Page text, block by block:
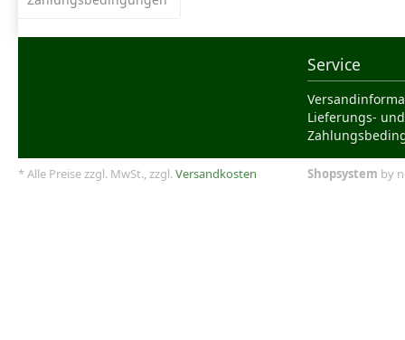
Service
Lieferungs- und
* Alle Preise zzgl. MwSt., zzgl.Versandkosten Shopsystem by